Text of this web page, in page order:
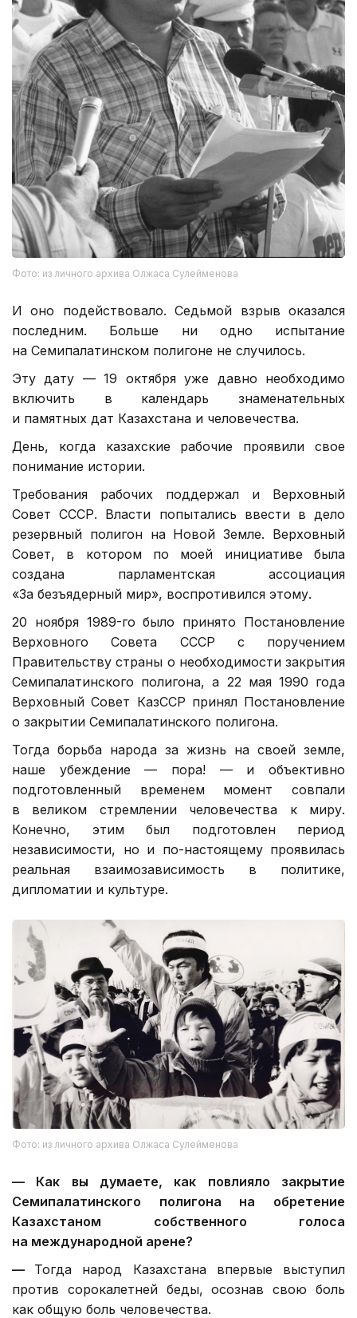
Фото: из личного архива Олжаса Сулейменова
И оно подействовало. Седьмой взрыв оказался
последним. Больше ни одно испытание
на Семипалатинском полигоне не случилось.
Эту дату — 19 октября уже давно необходимо
включить в календарь знаменательных
и памятных дат Казахстана и человечества.
День, когда казахские рабочие проявили свое
понимание истории.
Требования рабочих поддержал и Верховный
Совет СССР. Власти попытались ввести в дело
резервный полигон на Новой Земле. Верховный
Совет, в котором по моей инициативе была
создана парламентская ассоциация
«За безъядерный мир», воспротивился этому.
20 ноября 1989-го было принято Постановление
Верховного Совета СССР с поручением
Правительству страны о необходимости закрытия
Семипалатинского полигона, а 22 мая 1990 года
Верховный Совет КазССР принял Постановление
о закрытии Семипалатинского полигона.
Тогда борьба народа за жизнь на своей земле,
наше убеждение — пора! — и объективно
подготовленный временем момент совпали
в великом стремлении человечества к миру.
Конечно, этим был подготовлен период
независимости, но и по-настоящему проявилась
реальная взаимозависимость в политике,
дипломатии и культуре.
Фото: из личного архива Олжаса Сулейменова
— Как вы думаете, как повлияло закрытие
Семипалатинского полигона на обретение
Казахстаном собственного голоса
на международной арене?
— Тогда народ Казахстана впервые выступил
против сорокалетней беды, осознав свою боль
как общую боль человечества.